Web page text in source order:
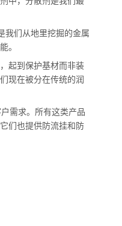
我们从地里挖掘的金属
。
起到保护基材而非装
现在被分在传统的润
需求。所有这类产品
们也提供防流挂和防